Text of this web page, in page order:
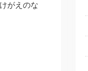
がえのな